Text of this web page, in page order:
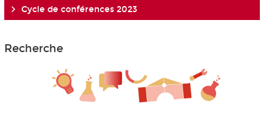
Cycle de conférences 2023
Recherche